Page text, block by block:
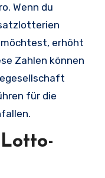
Wenn du
möchtest, erhöht
Zahlen können
für die